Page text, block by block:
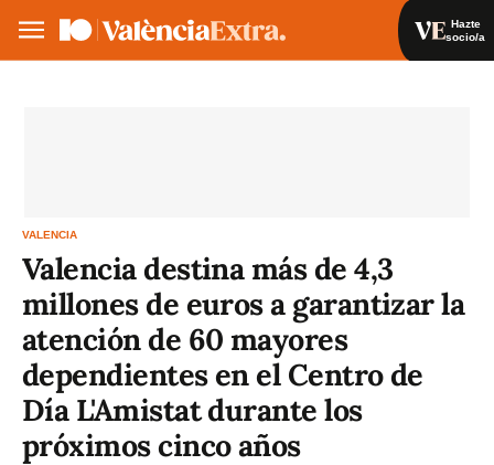
Hazte
socio/a
VALENCIA
Valencia destina más de 4,3
millones de euros a garantizar la
atención de 60 mayores
dependientes en el Centro de
Día L'Amistat durante los
próximos cinco años